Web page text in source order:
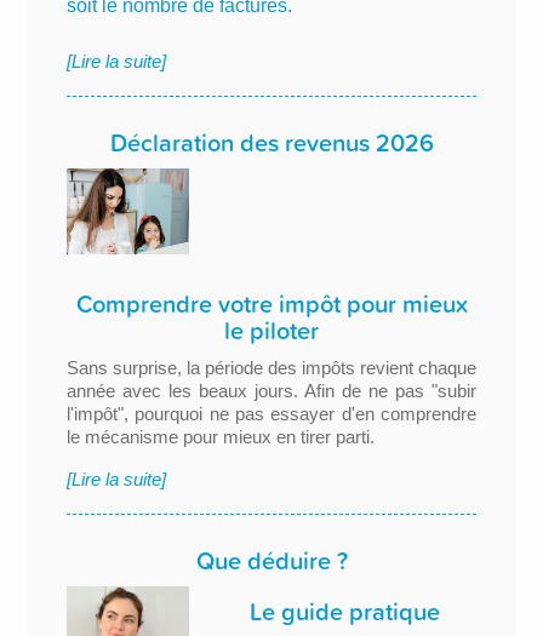
soit le nombre de factures.
[Lire la suite]
Déclaration des revenus 2026
Comprendre votre impôt pour mieux
le piloter
Sans surprise, la période des impôts revient chaque
année avec les beaux jours. Afin de ne pas "subir
l'impôt", pourquoi ne pas essayer d'en comprendre
le mécanisme pour mieux en tirer parti.
[Lire la suite]
Que déduire ?
Le guide pratique